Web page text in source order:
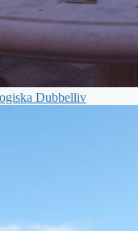
Dubbelliv